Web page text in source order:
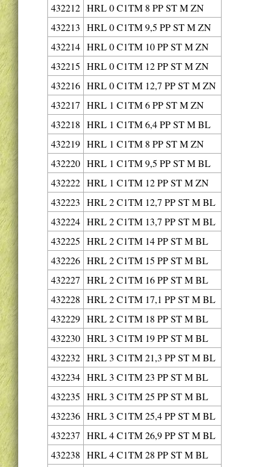
432212 HRL 0 C1TM 8 PP ST M ZN
432213 HRL 0 C1TM 9,5 PP ST M ZN
432214 HRL 0 C1TM 10 PP ST M ZN
432215 HRL 0 C1TM 12 PP ST M ZN
432216 HRL 0 C1TM 12,7 PP ST M ZN
432217 HRL 1 C1TM 6 PP ST M ZN
432218 HRL 1 C1TM 6,4 PP ST M BL
432219 HRL 1 C1TM 8 PP ST M ZN
432220 HRL 1 C1TM 9,5 PP ST M BL
432222 HRL 1 C1TM 12 PP ST M ZN
432223 HRL 2 C1TM 12,7 PP ST M BL
432224 HRL 2 C1TM 13,7 PP ST M BL
432225 HRL 2 C1TM 14 PP ST M BL
432226 HRL 2 C1TM 15 PP ST M BL
432227 HRL 2 C1TM 16 PP ST M BL
432228 HRL 2 C1TM 17,1 PP ST M BL
432229 HRL 2 C1TM 18 PP ST M BL
432230 HRL 3 C1TM 19 PP ST M BL
432232 HRL 3 C1TM 21,3 PP ST M BL
432234 HRL 3 C1TM 23 PP ST M BL
432235 HRL 3 C1TM 25 PP ST M BL
432236 HRL 3 C1TM 25,4 PP ST M BL
432237 HRL 4 C1TM 26,9 PP ST M BL
432238 HRL 4 C1TM 28 PP ST M BL